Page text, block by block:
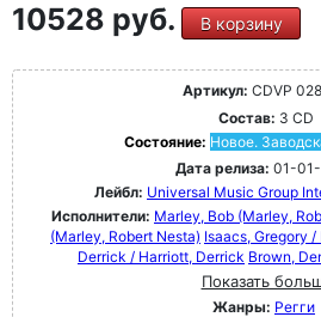
10528 руб. В корзину
Артикул: CDVP
Состав: 3 CD
Состояние: Новое.
Дата релиза: 01-
Лейбл: Universal Music Group
Исполнители: Marley, Bob (Marley,
(Marley, Robert Nesta) Isaacs, Gregory /
Derrick / Harriott, Derrick Brown,
Показать
Жанры: Регги